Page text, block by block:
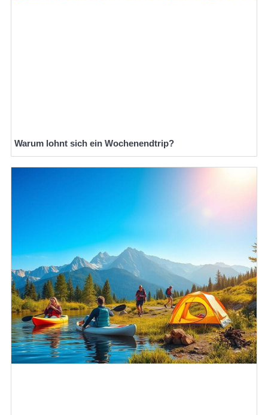
Warum lohnt sich ein Wochenendtrip?